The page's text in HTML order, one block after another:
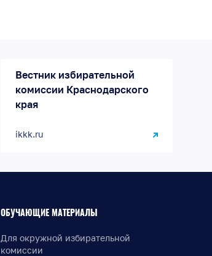
Вестник избирательной
комиссии Краснодарского
края
ikkk.ru
ОБУЧАЮЩИЕ МАТЕРИАЛЫ
Для окружной избирательной
комиссии